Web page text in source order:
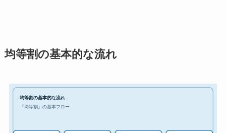
均等割の基本的な流れ
均等割の基本的な流れ
『均等割』の基本フロー